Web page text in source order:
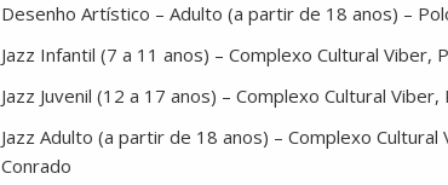
Desenho Artístico – Adulto (a partir de 18 anos) –
Jazz Infantil (7 a 11 anos) – Complexo Cultural Viber,
Jazz Juvenil (12 a 17 anos) – Complexo Cultural
Jazz Adulto (a partir de 18 anos) – Complexo
Conrado